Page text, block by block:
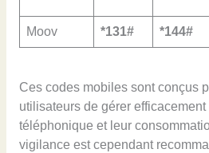
Moov *131# *144#
Ces codes mobiles sont conçus
utilisateurs de gérer
téléphonique et leur
vigilance est cependant